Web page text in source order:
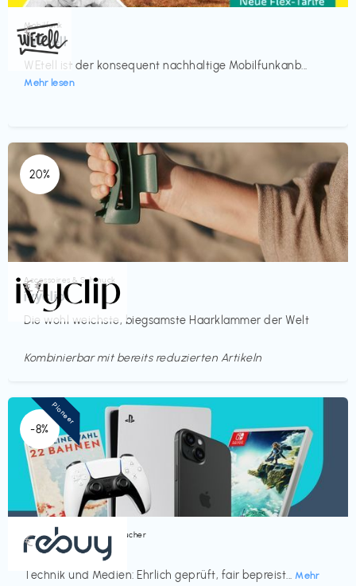
Mobilfunk
WEtell
WEtell ist der konsequent nachhaltige Mobilfunkanb...
Mehr lesen
€‎
20%
Accessoires & Schmuck
ivyclip
Die wohl weichste, biegsamste Haarklammer der Welt
€€‎
Kombinierbar mit bereits reduzierten Artikeln
-8%
Bücher, Magazine & Hörbücher
rebuy
Technik und Medien: Ehrlich geprüft, fair bepreist... Mehr
€‎
Pioneer